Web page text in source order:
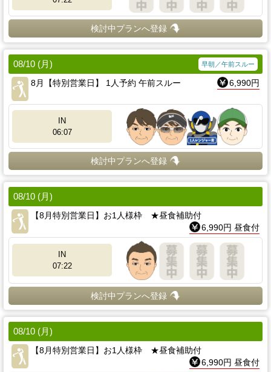
検討中プランへ登録
08/10 (月) 早朝／午前スルー
8月【特別営業日】 1人予約 午前スルー 6,990円
IN
06:07
検討中プランへ登録
08/10 (月)
【8月特別営業日】お1人様枠 ★昼食補助付
6,990円 昼食付
IN
07:22
検討中プランへ登録
08/10 (月)
【8月特別営業日】お1人様枠 ★昼食補助付
6,990円 昼食付